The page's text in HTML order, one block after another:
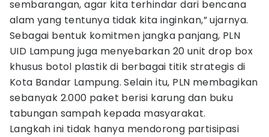
sembarangan, agar kita terhindar dari bencana
alam yang tentunya tidak kita inginkan,” ujarnya.
Sebagai bentuk komitmen jangka panjang, PLN
UID Lampung juga menyebarkan 20 unit drop box
khusus botol plastik di berbagai titik strategis di
Kota Bandar Lampung. Selain itu, PLN membagikan
sebanyak 2.000 paket berisi karung dan buku
tabungan sampah kepada masyarakat.
Langkah ini tidak hanya mendorong partisipasi